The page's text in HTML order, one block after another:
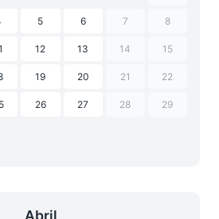
5 6 7 8
12 13 14 15
19 20 21 22
26 27 28 29
Abril